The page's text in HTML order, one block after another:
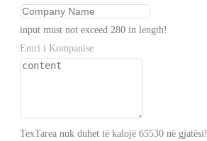
input must not exceed 280 in length!
Emri i Kompanise
TexTarea nuk duhet të kalojë 65530 në gjatësi!